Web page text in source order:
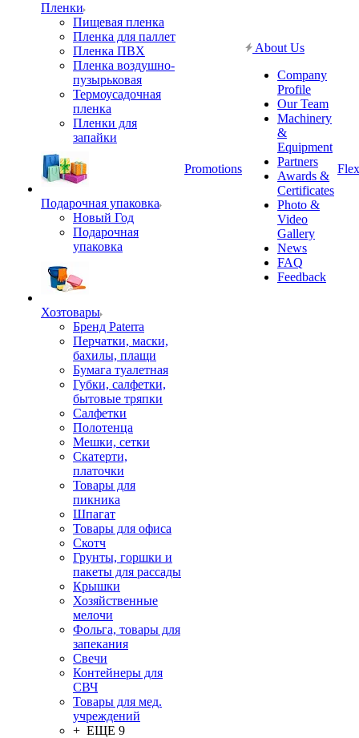
Пленки
Пищевая пленка
Пленка для паллет
Пленка ПВХ
Пленка воздушно-
пузырьковая
Термоусадочная
пленка
Пленки для
запайки
Подарочная упаковка
Новый Год
Подарочная
упаковка
Хозтовары
Бренд Paterra
Перчатки, маски,
бахилы, плащи
Бумага туалетная
Губки, салфетки,
бытовые тряпки
Салфетки
Полотенца
Мешки, сетки
Скатерти,
платочки
Товары для
пикника
Шпагат
Товары для офиса
Скотч
Грунты, горшки и
пакеты для рассады
Крышки
Хозяйственные
мелочи
Фольга, товары для
запекания
Свечи
Контейнеры для
СВЧ
Товары для мед.
учреждений
+ ЕЩЕ 9
Promotions
About Us
Company
Profile
Our Team
Machinery
&
Equipment
Partners
Awards &
Certificates
Photo &
Video
Gallery
News
FAQ
Feedback